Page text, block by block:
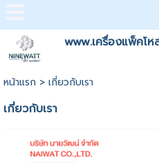
www.เครื่องแพ็คโ
หน้าแรก> เกี่ยวกับเรา
เกี่ยวกับเรา